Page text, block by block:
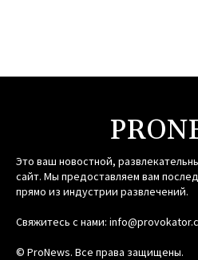
Это ваш новостной,
сайт. Мы предоставляем вам
прямо из индустрии развлечений.
Свяжитесь с нами:
© ProNews. Все права защищены.